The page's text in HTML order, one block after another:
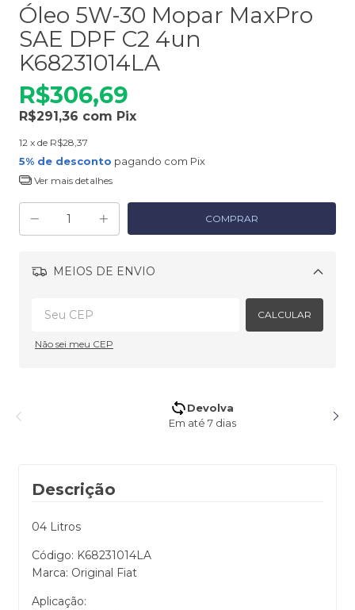
Óleo 5W-30 Mopar MaxPro
SAE DPF C2 4un
K68231014LA
R$306,69
R$291,36 com Pix
12 x de R$28,37
5% de desconto pagando com Pix
Ver mais detalhes
MEIOS DE ENVIO
Alterar CEP
CALCULAR
Não sei meu CEP
5% de desconto no Pix
Pagando no Pix
Descrição
04 Litros
Código: K68231014LA
Marca: Original Fiat
Aplicação: